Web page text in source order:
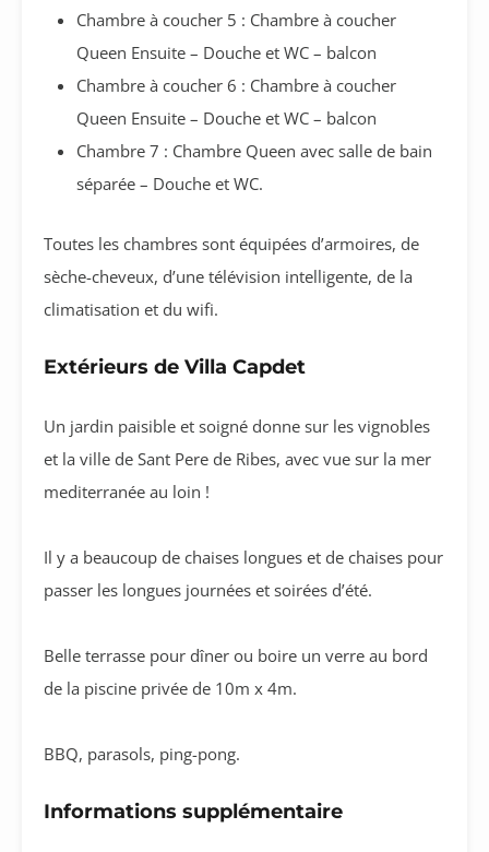
Chambre à coucher 5 : Chambre à coucher
Queen Ensuite – Douche et WC – balcon
Chambre à coucher 6 : Chambre à coucher
Queen Ensuite – Douche et WC – balcon
Chambre 7 : Chambre Queen avec salle de bain
séparée – Douche et WC.
Toutes les chambres sont équipées d’armoires, de
sèche-cheveux, d’une télévision intelligente, de la
climatisation et du wifi.
Extérieurs de Villa Capdet
Un jardin paisible et soigné donne sur les vignobles
et la ville de Sant Pere de Ribes, avec vue sur la mer
mediterranée au loin !
Il y a beaucoup de chaises longues et de chaises pour
passer les longues journées et soirées d’été.
Belle terrasse pour dîner ou boire un verre au bord
de la piscine privée de 10m x 4m.
BBQ, parasols, ping-pong.
Informations supplémentaire